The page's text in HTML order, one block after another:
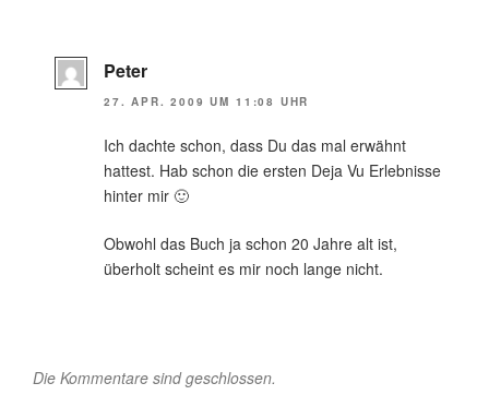
Peter
27. APR. 2009 UM 11:08 UHR
Ich dachte schon, dass Du das mal erwähnt
hattest. Hab schon die ersten Deja Vu Erlebnisse
hinter mir 🙂
Obwohl das Buch ja schon 20 Jahre alt ist,
überholt scheint es mir noch lange nicht.
Die Kommentare sind geschlossen.